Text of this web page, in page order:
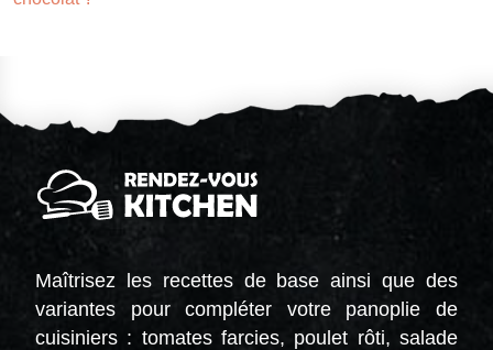
Maîtrisez les recettes de base ainsi que des
variantes pour compléter votre panoplie de
cuisiniers : tomates farcies, poulet rôti, salade